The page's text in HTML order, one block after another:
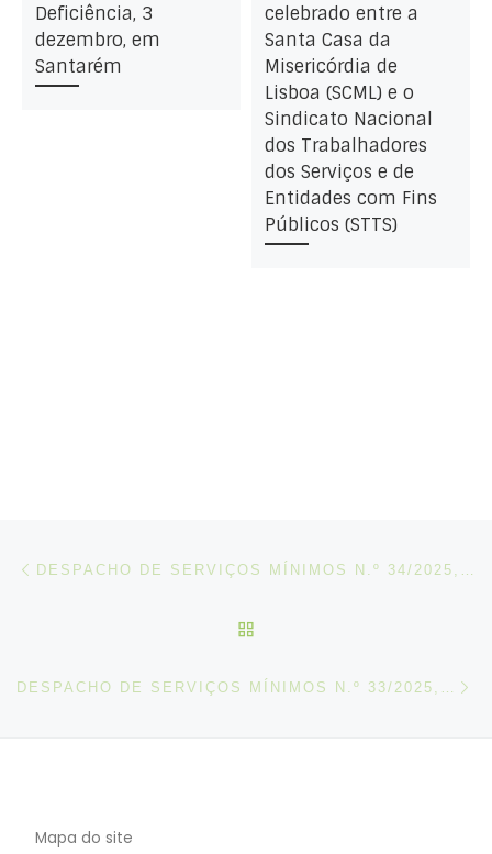
Deficiência, 3
dezembro, em
Santarém
celebrado entre a
Santa Casa da
Misericórdia de
Lisboa (SCML) e o
Sindicato Nacional
dos Trabalhadores
dos Serviços e de
Entidades com Fins
Públicos (STTS)
Post navigation
Mapa do site